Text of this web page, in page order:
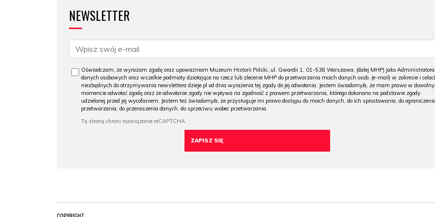
NEWSLETTER
Oświadczam, że wyrażam zgodę oraz upoważniam Muzeum Historii Polski, ul. Gwardii 1, 01-538 Warszawa, (dalej MHP) jako Administratora
danych osobowych oraz wszelkie podmioty działające na rzecz lub zlecenie MHP do przetwarzania moich danych osob. (e-mail) w zakresie i
niezbędnych do otrzymywania newslettera dzieje.pl od dnia wyrażenia tej zgody do jej odwołania. Jestem świadomy/a, że mam prawo w
momencie odwołać zgodę oraz że odwołanie zgody nie wpływa na zgodność z prawem przetwarzania, którego dokonano na podstawie zgody
udzielonej przed jej wycofaniem. Jestem też świadomy/a, że przysługuje mi prawo dostępu do moich danych, do ich sprostowania, do ograniczenia
przetwarzania, do przenoszenia danych, do sprzeciwu wobec przetwarzania.